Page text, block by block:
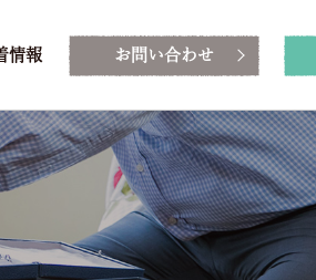
情報 お問い合わせ